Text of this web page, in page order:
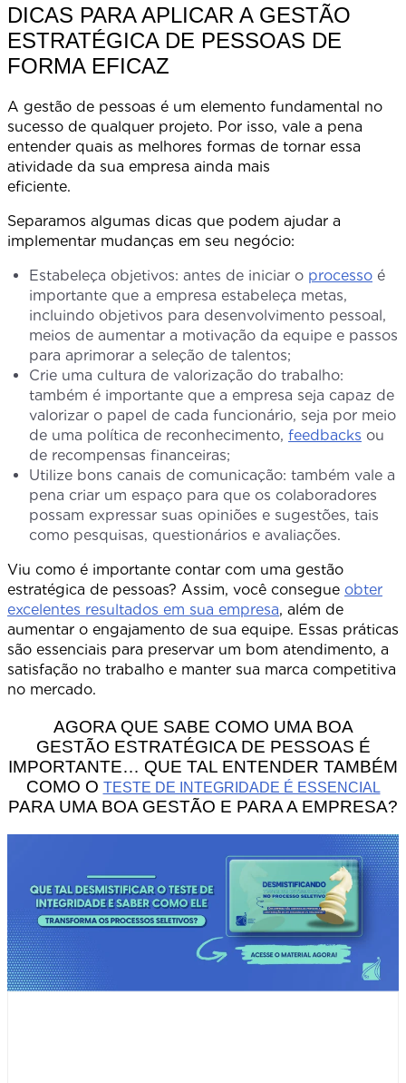
DICAS PARA APLICAR A GESTÃO
ESTRATÉGICA DE PESSOAS DE
FORMA EFICAZ
A gestão de pessoas é um elemento fundamental no
sucesso de qualquer projeto. Por isso, vale a pena
entender quais as melhores formas de tornar essa
atividade da sua empresa ainda mais
Separamos algumas dicas que podem ajudar a
implementar mudanças em seu negócio:
Estabeleça objetivos: antes de iniciar o processo é
importante que a empresa estabeleça metas,
incluindo objetivos para desenvolvimento pessoal,
meios de aumentar a motivação da equipe e passos
para aprimorar a seleção de talentos;
Crie uma cultura de valorização do trabalho:
também é importante que a empresa seja capaz de
valorizar o papel de cada funcionário, seja por meio
de uma política de reconhecimento, feedbacks ou
de recompensas financeiras;
Utilize bons canais de comunicação: também vale a
pena criar um espaço para que os colaboradores
possam expressar suas opiniões e sugestões, tais
como pesquisas, questionários e avaliações.
Viu como é importante contar com uma gestão
estratégica de pessoas? Assim, você consegue obter
excelentes resultados em sua empresa, além de
aumentar o engajamento de sua equipe. Essas práticas
são essenciais para preservar um bom atendimento, a
satisfação no trabalho e manter sua marca competitiva
no mercado.
AGORA QUE SABE COMO UMA BOA
GESTÃO ESTRATÉGICA DE PESSOAS É
IMPORTANTE… QUE TAL ENTENDER TAMBÉM
COMO O TESTE DE INTEGRIDADE É ESSENCIAL
PARA UMA BOA GESTÃO E PARA A EMPRESA?